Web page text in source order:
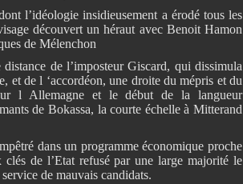
l’idéologie insidieusement a érodé tous les
découvert un héraut avec Benoit Hamon
de Mélenchon
de l’imposteur Giscard, qui dissimula
et de l ‘accordéon, une droite du mépris et du
l Allemagne et le début de la langueur
de Bokassa, la courte échelle à Mitterand
dans un programme économique proche
de l’Etat refusé par une large majorité le
de mauvais candidats.